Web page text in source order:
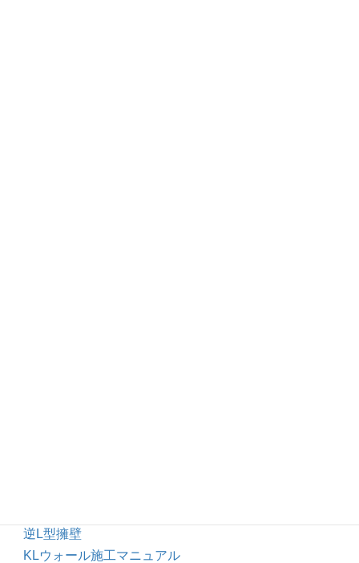
逆L型擁壁
KLウォール施工マニュアル